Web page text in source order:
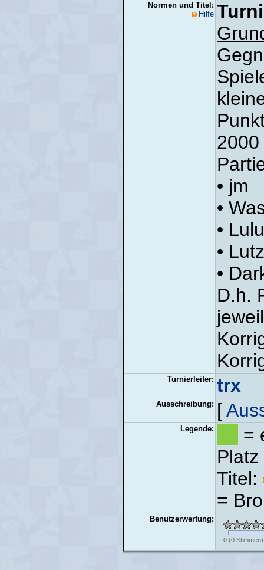
Normen und Titel:
Hilfe
• jm
•
•
•
•
D.h.
Turnierleiter: trx
Ausschreibung: [
Legende:
=
Platz
Titel:
=
Benutzerwertung:
0 (0 Stimmen)